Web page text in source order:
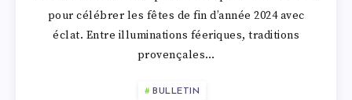
PORT
DE
POUR
pour célébrer les fêtes de fin d’année 2024 avec
éclat. Entre illuminations féeriques, traditions
provençales…
BULLETIN